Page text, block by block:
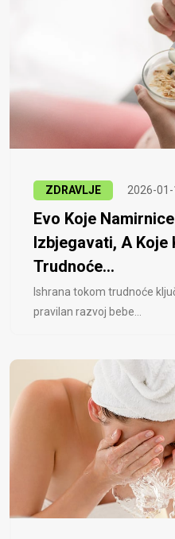
ZDRAVLJE 2026-
Evo Koje
Izbjegavati, A Koje
Trudnoće...
Ishrana tokom trudnoće
pravilan razvoj bebe...